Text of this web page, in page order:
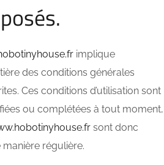
implique
des conditions générales
Ces conditions d’utilisation sont
ou complétées à tout moment,
sont donc
régulière.